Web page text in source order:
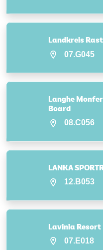
Landkreis
07.G045
Langhe
Board
08.C056
LANKA
12.B053
Lavinia Resort
07.E018